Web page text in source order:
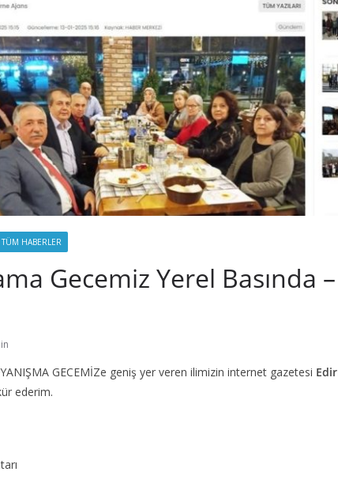
TÜM HABERLER
Gecemiz Yerel Basında
GECEMİZe geniş yer veren ilimizin internet gazetesi
ederim.